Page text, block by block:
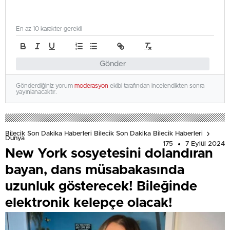
Gönder
En az 10 karakter gerekli
Gönderdiğiniz yorum moderasyon ekibi tarafından incelendikten sonra
yayınlanacaktır.
Bilecik Son Dakika Haberleri Bilecik Son Dakika Bilecik Haberleri
Dünya
175
7 Eylül 2024
New York sosyetesini dolandıran
bayan, dans müsabakasında
uzunluk gösterecek! Bileğinde
elektronik kelepçe olacak!